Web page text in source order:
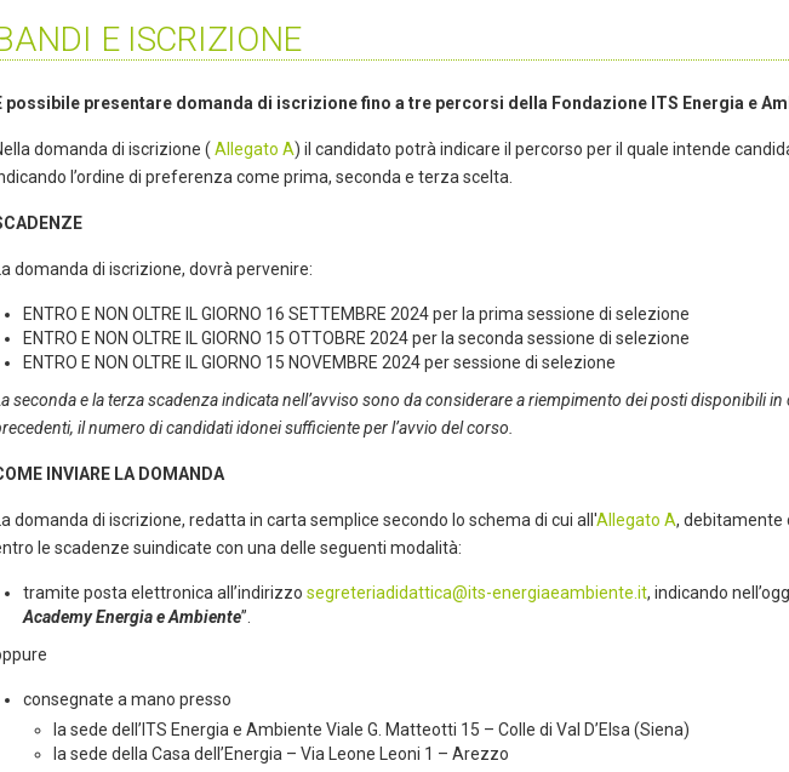
E ISCRIZIONE
possibile presentare domanda di iscrizione fino a tre percorsi della Fondazione ITS Energia e
domanda di iscrizione ( Allegato A) il candidato potrà indicare il percorso per il quale intende
l’ordine di preferenza come prima, seconda e terza scelta.
La domanda di iscrizione, dovrà pervenire:
ENTRO E NON OLTRE IL GIORNO 16 SETTEMBRE 2024 per la prima sessione di selezione
ENTRO E NON OLTRE IL GIORNO 15 OTTOBRE 2024 per la seconda sessione di selezione
ENTRO E NON OLTRE IL GIORNO 15 NOVEMBRE 2024 per sessione di selezione
seconda e la terza scadenza indicata nell’avviso sono da considerare a riempimento dei posti disponibili
il numero di candidati idonei sufficiente per l’avvio del corso.
INVIARE LA DOMANDA
La domanda di iscrizione, redatta in carta semplice secondo lo schema di cui all'Allegato A, debitamente
le scadenze suindicate con una delle seguenti modalità:
tramite posta elettronica all’indirizzosegreteriadidattica@its-energiaeambiente.it, indicando
Academy Energia e Ambiente”.
consegnate a mano presso
la sede dell’ITS Energia e Ambiente Viale G. Matteotti 15 – Colle di Val D’Elsa (Siena)
la sede della Casa dell’Energia – Via Leone Leoni 1 – Arezzo